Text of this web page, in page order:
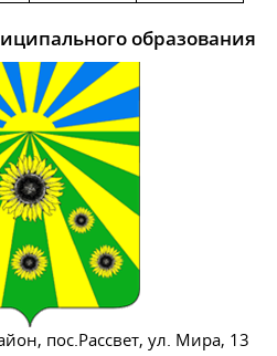
образования
пос.Рассвет, ул. Мира, 13